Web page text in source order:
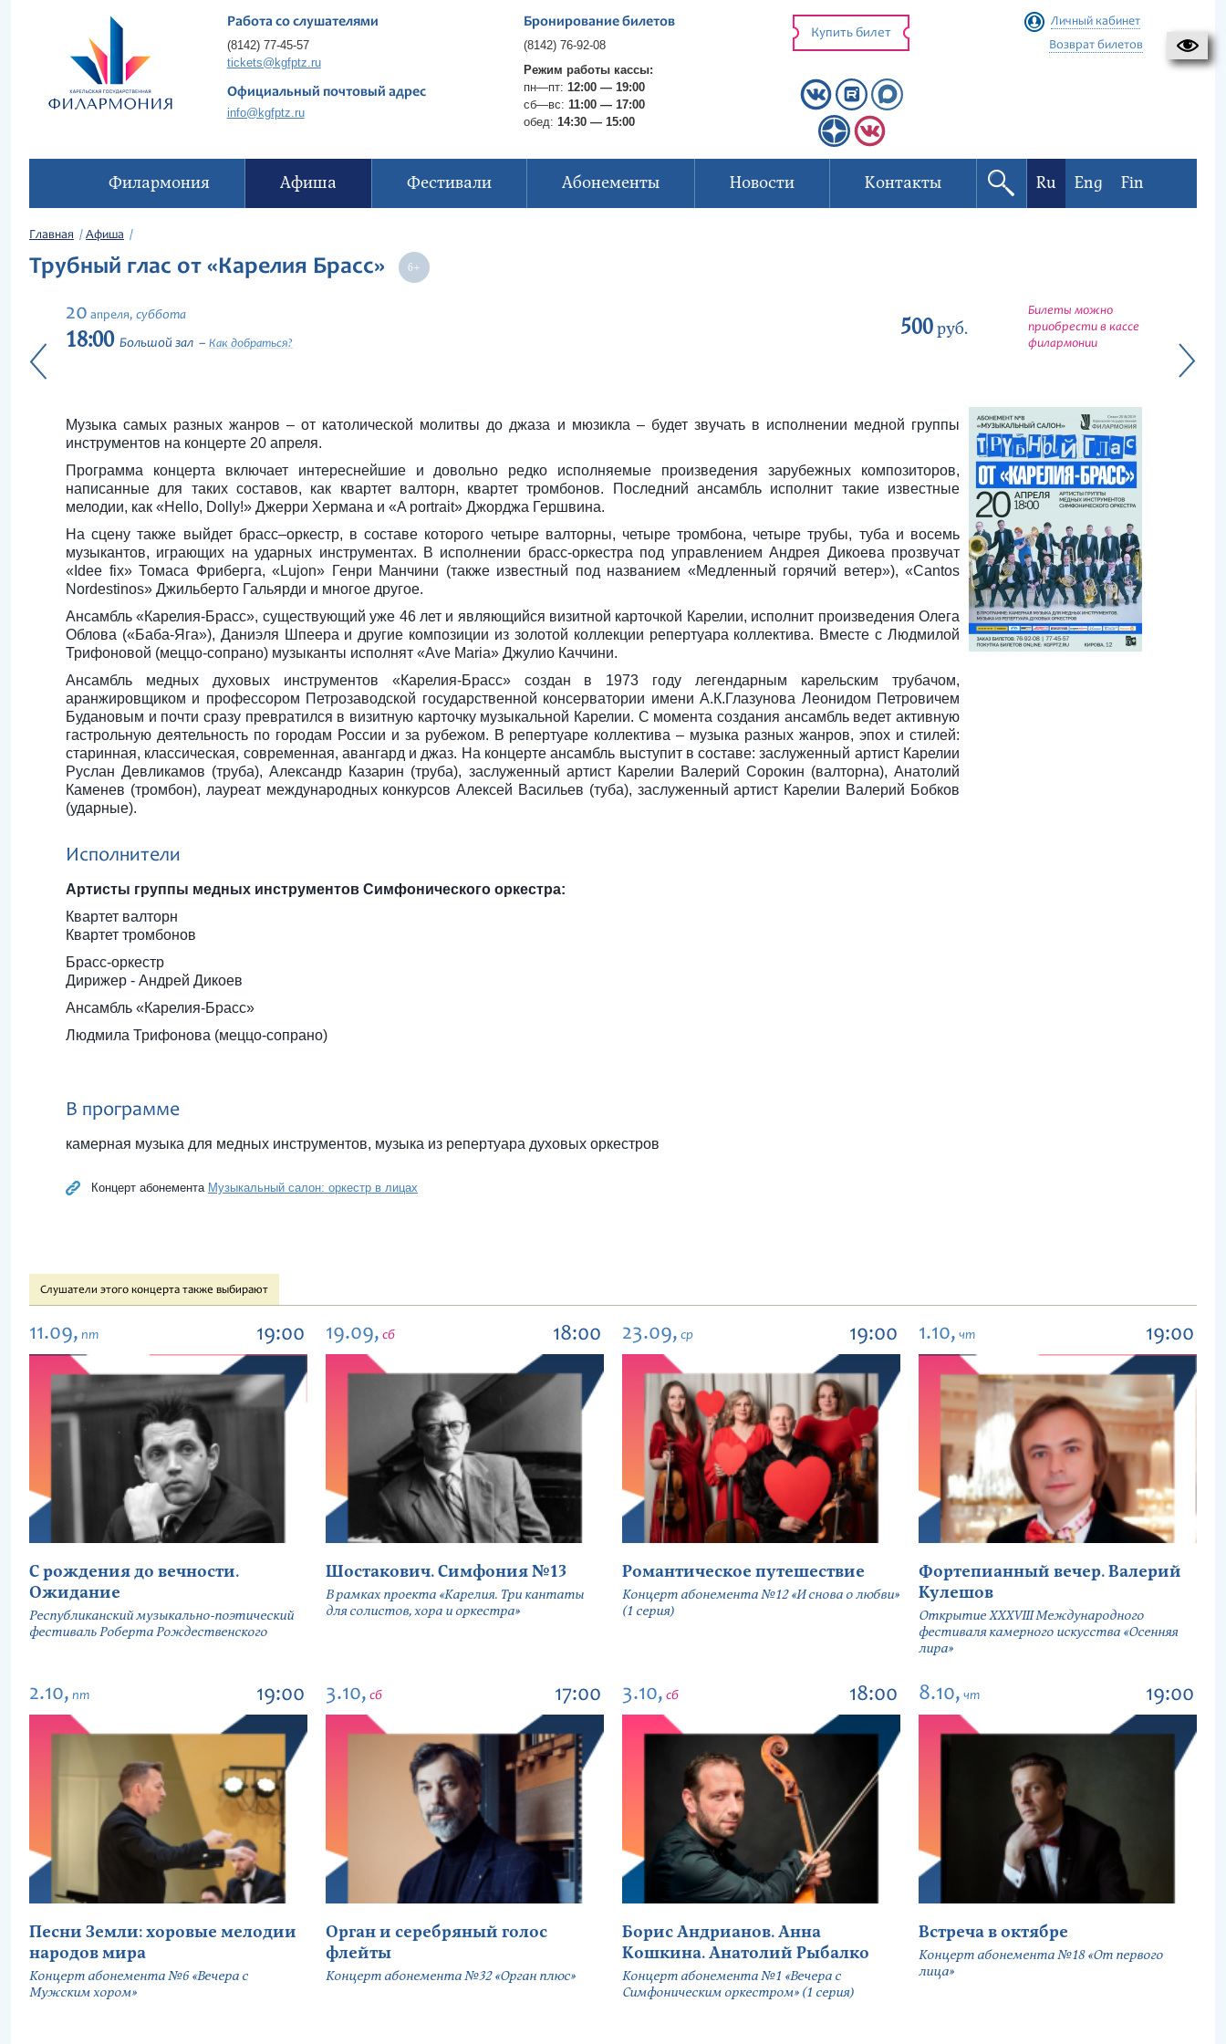
Работа со слушателями
(8142) 77-45-57
tickets@kgfptz.ru
Официальный почтовый адрес
info@kgfptz.ru
Бронирование билетов
(8142) 76-92-08
Режим работы кассы:
пн—пт: 12:00 — 19:00
сб—вс: 11:00 — 17:00
обед: 14:30 — 15:00
Купить билет
Личный кабинет
Возврат билетов
Филармония Афиша Фестивали Абонементы Новости Контакты Ru Eng Fin
Главная Афиша
Трубный глас от «Карелия Брасс»
20 апреля, суббота
18:00 Большой зал Как добраться?
500руб.
Билеты можно
приобрести в кассе
филармонии
Музыка самых разных жанров – от католической молитвы до джаза и мюзикла – будет звучать в исполнении медной группы
инструментов на концерте 20 апреля.
Программа концерта включает интереснейшие и довольно редко исполняемые произведения зарубежных композиторов,
написанные для таких составов, как квартет валторн, квартет тромбонов. Последний ансамбль исполнит такие известные
мелодии, как «Hello, Dolly!» Джерри Хермана и «A portrait» Джорджа Гершвина.
На сцену также выйдет брасс–оркестр, в составе которого четыре валторны, четыре тромбона, четыре трубы, туба и восемь
музыкантов, играющих на ударных инструментах. В исполнении брасс-оркестра под управлением Андрея Дикоева прозвучат
«Idee fix» Томаса Фриберга, «Lujon» Генри Манчини (также известный под названием «Медленный горячий ветер»), «Cantos
Nordestinos» Джильберто Гальярди и многое другое.
Ансамбль «Карелия-Брасс», существующий уже 46 лет и являющийся визитной карточкой Карелии, исполнит произведения Олега
Облова («Баба-Яга»), Даниэля Шпеера и другие композиции из золотой коллекции репертуара коллектива. Вместе с Людмилой
Трифоновой (меццо-сопрано) музыканты исполнят «Ave Maria» Джулио Каччини.
Ансамбль медных духовых инструментов «Карелия-Брасс» создан в 1973 году легендарным карельским трубачом,
аранжировщиком и профессором Петрозаводской государственной консерватории имени А.К.Глазунова Леонидом Петровичем
Будановым и почти сразу превратился в визитную карточку музыкальной Карелии. С момента создания ансамбль ведет активную
гастрольную деятельность по городам России и за рубежом. В репертуаре коллектива – музыка разных жанров, эпох и стилей:
старинная, классическая, современная, авангард и джаз. На концерте ансамбль выступит в составе: заслуженный артист Карелии
Руслан Девликамов (труба), Александр Казарин (труба), заслуженный артист Карелии Валерий Сорокин (валторна), Анатолий
Каменев (тромбон), лауреат международных конкурсов Алексей Васильев (туба), заслуженный артист Карелии Валерий Бобков
(ударные).
Исполнители
Артисты группы медных инструментов Симфонического оркестра:
Квартет валторн
Квартет тромбонов
Брасс-оркестр
Дирижер - Андрей Дикоев
Ансамбль «Карелия-Брасс»
Людмила Трифонова (меццо-сопрано)
В программе
камерная музыка для медных инструментов, музыка из репертуара духовых оркестров
Концерт абонемента Музыкальный салон: оркестр в лицах
Слушатели этого концерта также выбирают
11.09, пт 19:00
С рождения до вечности.
Ожидание
Республиканский музыкально-поэтический
фестиваль Роберта Рождественского
19.09, сб 18:00
Шостакович. Симфония №13
В рамках проекта «Карелия. Три кантаты
для солистов, хора и оркестра»
23.09, ср 19:00
Романтическое путешествие
Концерт абонемента №12 «И снова о любви»
(1 серия)
1.10, чт 19:00
Фортепианный вечер. Валерий
Кулешов
Открытие ХХХVIII Международного
фестиваля камерного искусства «Осенняя
лира»
2.10, пт 19:00
Песни Земли: хоровые мелодии
народов мира
Концерт абонемента №6 «Вечера с
Мужским хором»
3.10, сб 17:00
Орган и серебряный голос
флейты
Концерт абонемента №32 «Орган плюс»
3.10, сб 18:00
Борис Андрианов. Анна
Кошкина. Анатолий Рыбалко
Концерт абонемента №1 «Вечера с
Симфоническим оркестром» (1 серия)
8.10, чт 19:00
Встреча в октябре
Концерт абонемента №18 «От первого
лица»